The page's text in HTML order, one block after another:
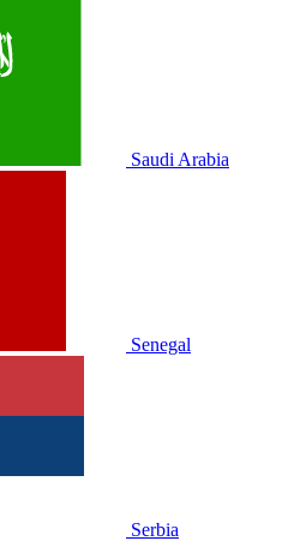
Saudi Arabia
Senegal
Serbia